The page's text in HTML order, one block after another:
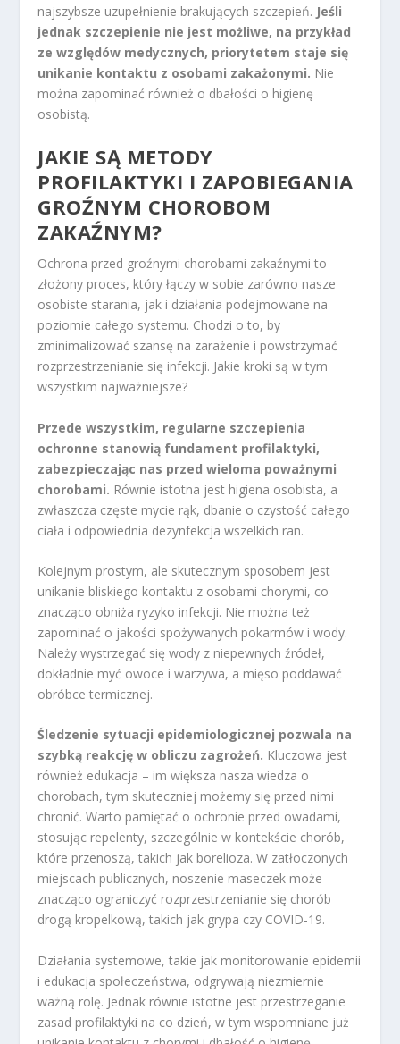
najszybsze uzupełnienie brakujących szczepień. Jeśli
jednak szczepienie nie jest możliwe, na przykład
ze względów medycznych, priorytetem staje się
unikanie kontaktu z osobami zakażonymi. Nie
można zapominać również o dbałości o higienę
osobistą.
JAKIE SĄ METODY
PROFILAKTYKI I ZAPOBIEGANIA
GROŹNYM CHOROBOM
ZAKAŹNYM?
Ochrona przed groźnymi chorobami zakaźnymi to
złożony proces, który łączy w sobie zarówno nasze
osobiste starania, jak i działania podejmowane na
poziomie całego systemu. Chodzi o to, by
zminimalizować szansę na zarażenie i powstrzymać
rozprzestrzenianie się infekcji. Jakie kroki są w tym
wszystkim najważniejsze?
Przede wszystkim, regularne szczepienia
ochronne stanowią fundament profilaktyki,
zabezpieczając nas przed wieloma poważnymi
chorobami. Równie istotna jest higiena osobista, a
zwłaszcza częste mycie rąk, dbanie o czystość całego
ciała i odpowiednia dezynfekcja wszelkich ran.
Kolejnym prostym, ale skutecznym sposobem jest
unikanie bliskiego kontaktu z osobami chorymi, co
znacząco obniża ryzyko infekcji. Nie można też
zapominać o jakości spożywanych pokarmów i wody.
Należy wystrzegać się wody z niepewnych źródeł,
dokładnie myć owoce i warzywa, a mięso poddawać
obróbce termicznej.
Śledzenie sytuacji epidemiologicznej pozwala na
szybką reakcję w obliczu zagrożeń. Kluczowa jest
również edukacja – im większa nasza wiedza o
chorobach, tym skuteczniej możemy się przed nimi
chronić. Warto pamiętać o ochronie przed owadami,
stosując repelenty, szczególnie w kontekście chorób,
które przenoszą, takich jak borelioza. W zatłoczonych
miejscach publicznych, noszenie maseczek może
znacząco ograniczyć rozprzestrzenianie się chorób
drogą kropelkową, takich jak grypa czy COVID-19.
Działania systemowe, takie jak monitorowanie epidemii
i edukacja społeczeństwa, odgrywają niezmiernie
ważną rolę. Jednak równie istotne jest przestrzeganie
zasad profilaktyki na co dzień, w tym wspomniane już